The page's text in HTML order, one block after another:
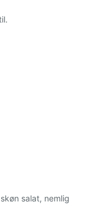
salat, nemlig